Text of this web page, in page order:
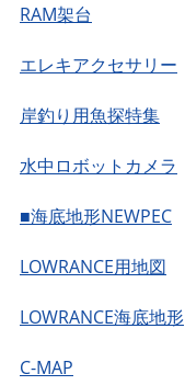
RAM架台
エレキアクセサリー
岸釣り用魚探特集
水中ロボットカメラ
■海底地形NEWPEC
LOWRANCE用地図
LOWRANCE海底地形
C-MAP